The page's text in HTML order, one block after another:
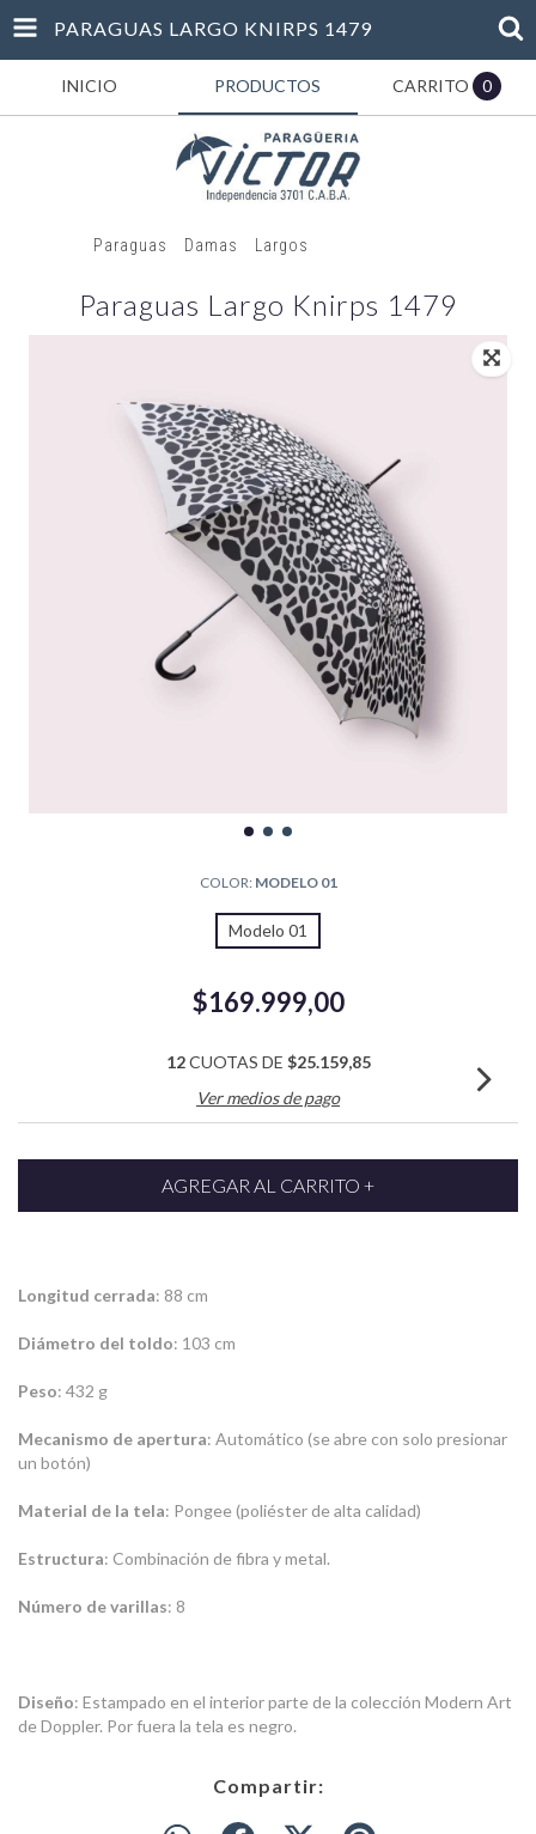
PARAGUAS LARGO KNIRPS 1479
INICIO PRODUCTOS CARRITO 0
Paraguas Damas Largos
Paraguas Largo Knirps 1479
COLOR: MODELO 01
Modelo 01
$169.999,00
12CUOTAS DE $25.159,85
Ver medios de pago
Longitud cerrada: 88 cm
Diámetro del toldo: 103 cm
Peso: 432 g
Mecanismo de apertura: Automático (se abre con solo presionar
un botón)
Material de la tela: Pongee (poliéster de alta calidad)
Estructura: Combinación de fibra y metal.
Número de varillas: 8
Diseño: Estampado en el interior parte de la colección Modern Art
de Doppler. Por fuera la tela es negro.
Compartir: